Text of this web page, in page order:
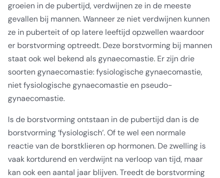
groeien in de pubertijd, verdwijnen ze in de meeste
gevallen bij mannen. Wanneer ze niet verdwijnen kunnen
ze in puberteit of op latere leeftijd opzwellen waardoor
er borstvorming optreedt. Deze borstvorming bij mannen
staat ook wel bekend als gynaecomastie. Er zijn drie
soorten gynaecomastie: fysiologische gynaecomastie,
niet fysiologische gynaecomastie en pseudo-
gynaecomastie.
Is de borstvorming ontstaan in de pubertijd dan is de
borstvorming ‘fysiologisch’. Of te wel een normale
reactie van de borstklieren op hormonen. De zwelling is
vaak kortdurend en verdwijnt na verloop van tijd, maar
kan ook een aantal jaar blijven. Treedt de borstvorming